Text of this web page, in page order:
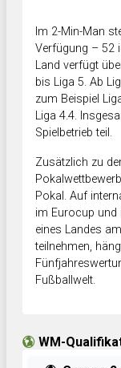
Im 2-Min-Man
Verfügung – 52
Land verfügt
bis Liga 5. Ab
zum Beispiel
Liga 4.4.
Spielbetrieb teil.
Zusätzlich zu
Pokal. Auf
im Eurocup und
eines Landes
teilnehmen,
Fußballwelt.
WM-